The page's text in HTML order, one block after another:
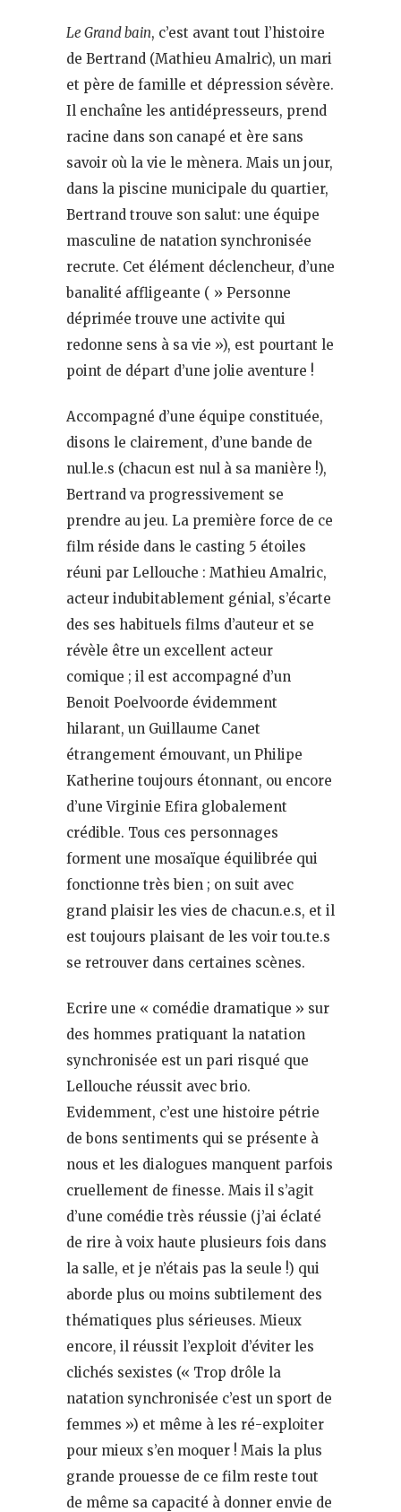
Le Grand bain, c’est avant tout l’histoire
de Bertrand (Mathieu Amalric), un mari
et père de famille et dépression sévère.
Il enchaîne les antidépresseurs, prend
racine dans son canapé et ère sans
savoir où la vie le mènera. Mais un jour,
dans la piscine municipale du quartier,
Bertrand trouve son salut: une équipe
masculine de natation synchronisée
recrute. Cet élément déclencheur, d’une
banalité affligeante ( » Personne
déprimée trouve une activite qui
redonne sens à sa vie »), est pourtant le
point de départ d’une jolie aventure !
Accompagné d’une équipe constituée,
disons le clairement, d’une bande de
nul.le.s (chacun est nul à sa manière !),
Bertrand va progressivement se
prendre au jeu. La première force de ce
film réside dans le casting 5 étoiles
réuni par Lellouche : Mathieu Amalric,
acteur indubitablement génial, s’écarte
des ses habituels films d’auteur et se
révèle être un excellent acteur
comique ; il est accompagné d’un
Benoit Poelvoorde évidemment
hilarant, un Guillaume Canet
étrangement émouvant, un Philipe
Katherine toujours étonnant, ou encore
d’une Virginie Efira globalement
crédible. Tous ces personnages
forment une mosaïque équilibrée qui
fonctionne très bien ; on suit avec
grand plaisir les vies de chacun.e.s, et il
est toujours plaisant de les voir tou.te.s
se retrouver dans certaines scènes.
Ecrire une « comédie dramatique » sur
des hommes pratiquant la natation
synchronisée est un pari risqué que
Lellouche réussit avec brio.
Evidemment, c’est une histoire pétrie
de bons sentiments qui se présente à
nous et les dialogues manquent parfois
cruellement de finesse. Mais il s’agit
d’une comédie très réussie (j’ai éclaté
de rire à voix haute plusieurs fois dans
la salle, et je n’étais pas la seule !) qui
aborde plus ou moins subtilement des
thématiques plus sérieuses. Mieux
encore, il réussit l’exploit d’éviter les
clichés sexistes (« Trop drôle la
natation synchronisée c’est un sport de
femmes ») et même à les ré-exploiter
pour mieux s’en moquer ! Mais la plus
grande prouesse de ce film reste tout
de même sa capacité à donner envie de